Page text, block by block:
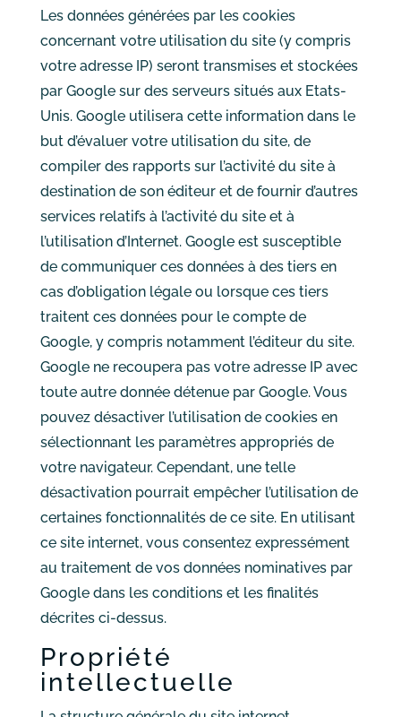
Les données générées par les cookies
concernant votre utilisation du site (y compris
votre adresse IP) seront transmises et stockées
par Google sur des serveurs situés aux Etats-
Unis. Google utilisera cette information dans le
but d’évaluer votre utilisation du site, de
compiler des rapports sur l’activité du site à
destination de son éditeur et de fournir d’autres
services relatifs à l’activité du site et à
l’utilisation d’Internet. Google est susceptible
de communiquer ces données à des tiers en
cas d’obligation légale ou lorsque ces tiers
traitent ces données pour le compte de
Google, y compris notamment l’éditeur du site.
Google ne recoupera pas votre adresse IP avec
toute autre donnée détenue par Google. Vous
pouvez désactiver l’utilisation de cookies en
sélectionnant les paramètres appropriés de
votre navigateur. Cependant, une telle
désactivation pourrait empêcher l’utilisation de
certaines fonctionnalités de ce site. En utilisant
ce site internet, vous consentez expressément
au traitement de vos données nominatives par
Google dans les conditions et les finalités
décrites ci-dessus.
Propriété
intellectuelle